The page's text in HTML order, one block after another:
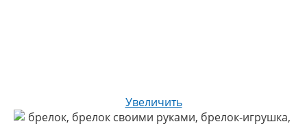
Увеличить